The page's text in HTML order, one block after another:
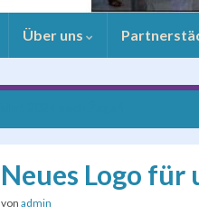
Über uns
Neues Logo für
von admin